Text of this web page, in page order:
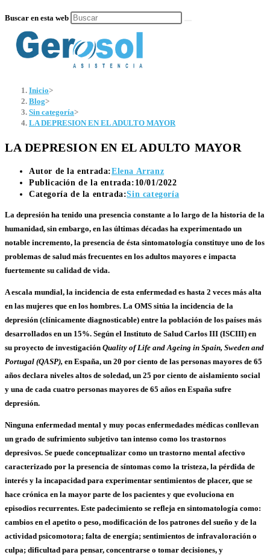
Buscar en esta web
Inicio>
Blog>
Sin categoría>
LA DEPRESION EN EL ADULTO MAYOR
LA DEPRESION EN EL ADULTO MAYOR
Autor de la entrada:Elena Arranz
Publicación de la entrada: 10/01/2022
Categoría de la entrada:Sin categoría
La depresión ha tenido una presencia constante a lo largo de la historia de la
humanidad, sin embargo, en las últimas décadas ha experimentado un
notable incremento, la presencia de ésta sintomatología constituye uno de los
problemas de salud más frecuentes en los adultos mayores e impacta
fuertemente su calidad de vida.
A escala mundial, la incidencia de esta enfermedad es hasta 2 veces más alta
en las mujeres que en los hombres. La OMS sitúa la incidencia de la
depresión (clínicamente diagnosticable) entre la población de los países más
desarrollados en un 15%. Según el Instituto de Salud Carlos III (ISCIII) en
su proyecto de investigación Quality of Life and Ageing in Spain, Sweden and
Portugal (QASP), en España, un 20 por ciento de las personas mayores de 65
años declara niveles altos de soledad, un 25 por ciento de aislamiento social
y una de cada cuatro personas mayores de 65 años en España sufre
depresión.
Ninguna enfermedad mental y muy pocas enfermedades médicas conllevan
un grado de sufrimiento subjetivo tan intenso como los trastornos
depresivos. Se puede conceptualizar como un trastorno mental afectivo
caracterizado por la presencia de síntomas como la tristeza, la pérdida de
interés y la incapacidad para experimentar sentimientos de placer, que se
hace crónica en la mayor parte de los pacientes y que evoluciona en
episodios recurrentes. Este padecimiento se refleja en sintomatología como:
cambios en el apetito o peso, modificación de los patrones del sueño y de la
actividad psicomotora; falta de energía; sentimientos de infravaloración o
culpa; dificultad para pensar, concentrarse o tomar decisiones, y